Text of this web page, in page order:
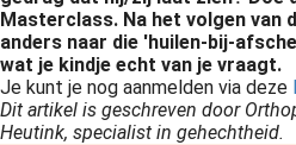
Masterclass. Na het volgen van
anders naar die 'huilen-bij-
wat je kindje echt van je vraagt.
Je kunt je nog aanmelden via deze
Dit artikel is geschreven door
Heutink, specialist in gehechtheid.